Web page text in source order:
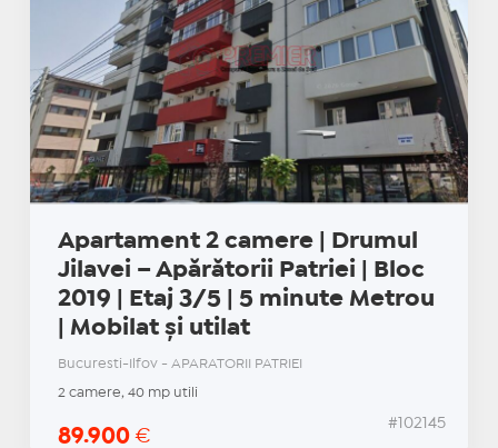
Apartament 2 camere | Drumul
Jilavei – Apărătorii Patriei | Bloc
2019 | Etaj 3/5 | 5 minute Metrou
| Mobilat și utilat
Bucuresti-Ilfov - APARATORII PATRIEI
2 camere, 40 mp utili
89.900 €
#102145